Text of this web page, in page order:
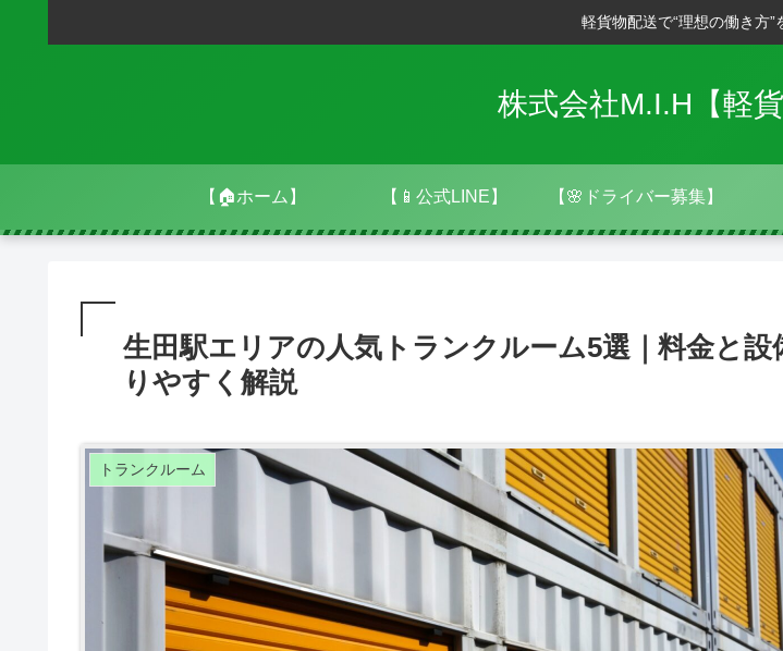
軽貨物配送で“理想の働き方”
株式会社M.I.H【軽
【🏠ホーム】 【📱公式LINE】 【🌸ドライバー募集】
生田駅エリアの人気トランクルーム5選｜料金と設
りやすく解説
トランクルーム